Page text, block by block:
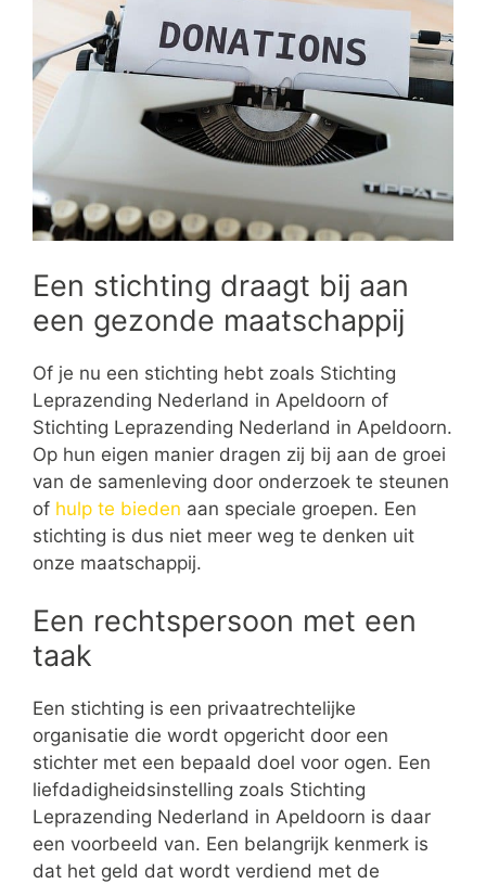
Een stichting draagt bij aan
een gezonde maatschappij
Of je nu een stichting hebt zoals Stichting
Leprazending Nederland in Apeldoorn of
Stichting Leprazending Nederland in Apeldoorn.
Op hun eigen manier dragen zij bij aan de groei
van de samenleving door onderzoek te steunen
of hulp te bieden aan speciale groepen. Een
stichting is dus niet meer weg te denken uit
onze maatschappij.
Een rechtspersoon met een
taak
Een stichting is een privaatrechtelijke
organisatie die wordt opgericht door een
stichter met een bepaald doel voor ogen. Een
liefdadigheidsinstelling zoals Stichting
Leprazending Nederland in Apeldoorn is daar
een voorbeeld van. Een belangrijk kenmerk is
dat het geld dat wordt verdiend met de